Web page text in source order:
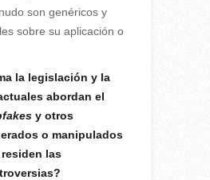
son genéricos y
sobre su aplicación o
la legislación y la
abordan el
y otros
o manipulados
las